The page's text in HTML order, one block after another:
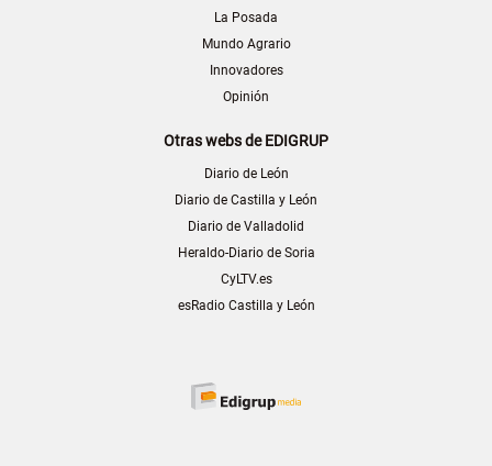
La Posada
Mundo Agrario
Innovadores
Opinión
Otras webs de EDIGRUP
Diario de León
Diario de Castilla y León
Diario de Valladolid
Heraldo-Diario de Soria
CyLTV.es
esRadio Castilla y León